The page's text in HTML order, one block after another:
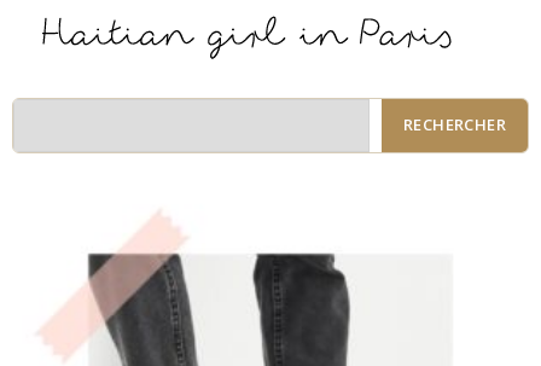
RECHERCHER